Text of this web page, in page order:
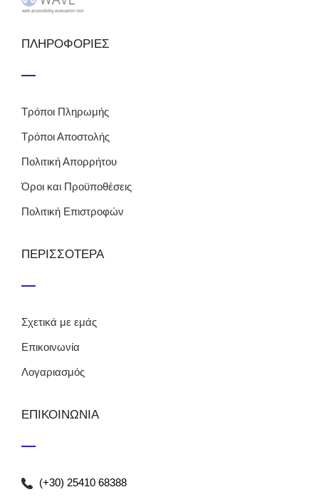
ΠΛΗΡΟΦΟΡΙΕΣ
Τρόποι Πληρωμής
Τρόποι Αποστολής
Πολιτική Απορρήτου
Όροι και Προϋποθέσεις
Πολιτική Επιστροφών
ΠΕΡΙΣΣΟΤΕΡΑ
Σχετικά με εμάς
Επικοινωνία
Λογαριασμός
ΕΠΙΚΟΙΝΩΝΙΑ
(+30) 25410 68388